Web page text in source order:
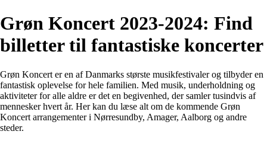
Grøn Koncert 2023-2024: Find
billetter til fantastiske koncerter
Grøn Koncert er en af Danmarks største musikfestivaler og tilbyder en
fantastisk oplevelse for hele familien. Med musik, underholdning og
aktiviteter for alle aldre er det en begivenhed, der samler tusindvis af
mennesker hvert år. Her kan du læse alt om de kommende Grøn
Koncert arrangementer i Nørresundby, Amager, Aalborg og andre
steder.